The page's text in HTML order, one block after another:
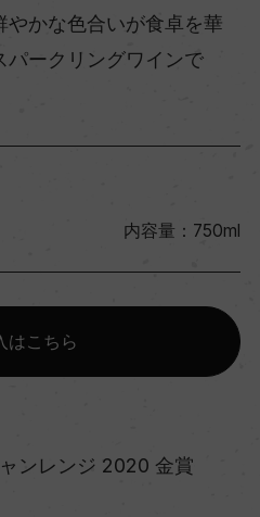
かな色合いが食卓を華
パークリングワインで
内容量：750ml
はこちら
ンレンジ 2020 金賞